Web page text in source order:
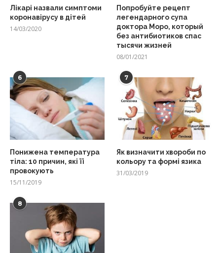
Лікарі назвали симптоми
коронавірусу в дітей
14/03/2020
Попробуйте рецепт
легендарного супа
доктора Моро, который
без антибиотиков спас
тысячи жизней
08/01/2021
6
Понижена температура
тіла: 10 причин, які її
провокують
15/11/2019
7
Як визначити хвороби по
кольору та формі язика
31/03/2019
8